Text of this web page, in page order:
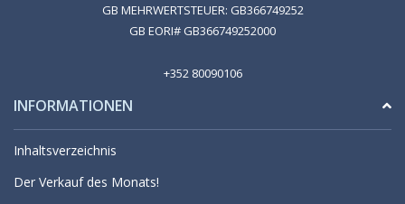
GB MEHRWERTSTEUER: GB366749252
GB EORI# GB366749252000
+352 80090106
INFORMATIONEN
Inhaltsverzeichnis
Der Verkauf des Monats!